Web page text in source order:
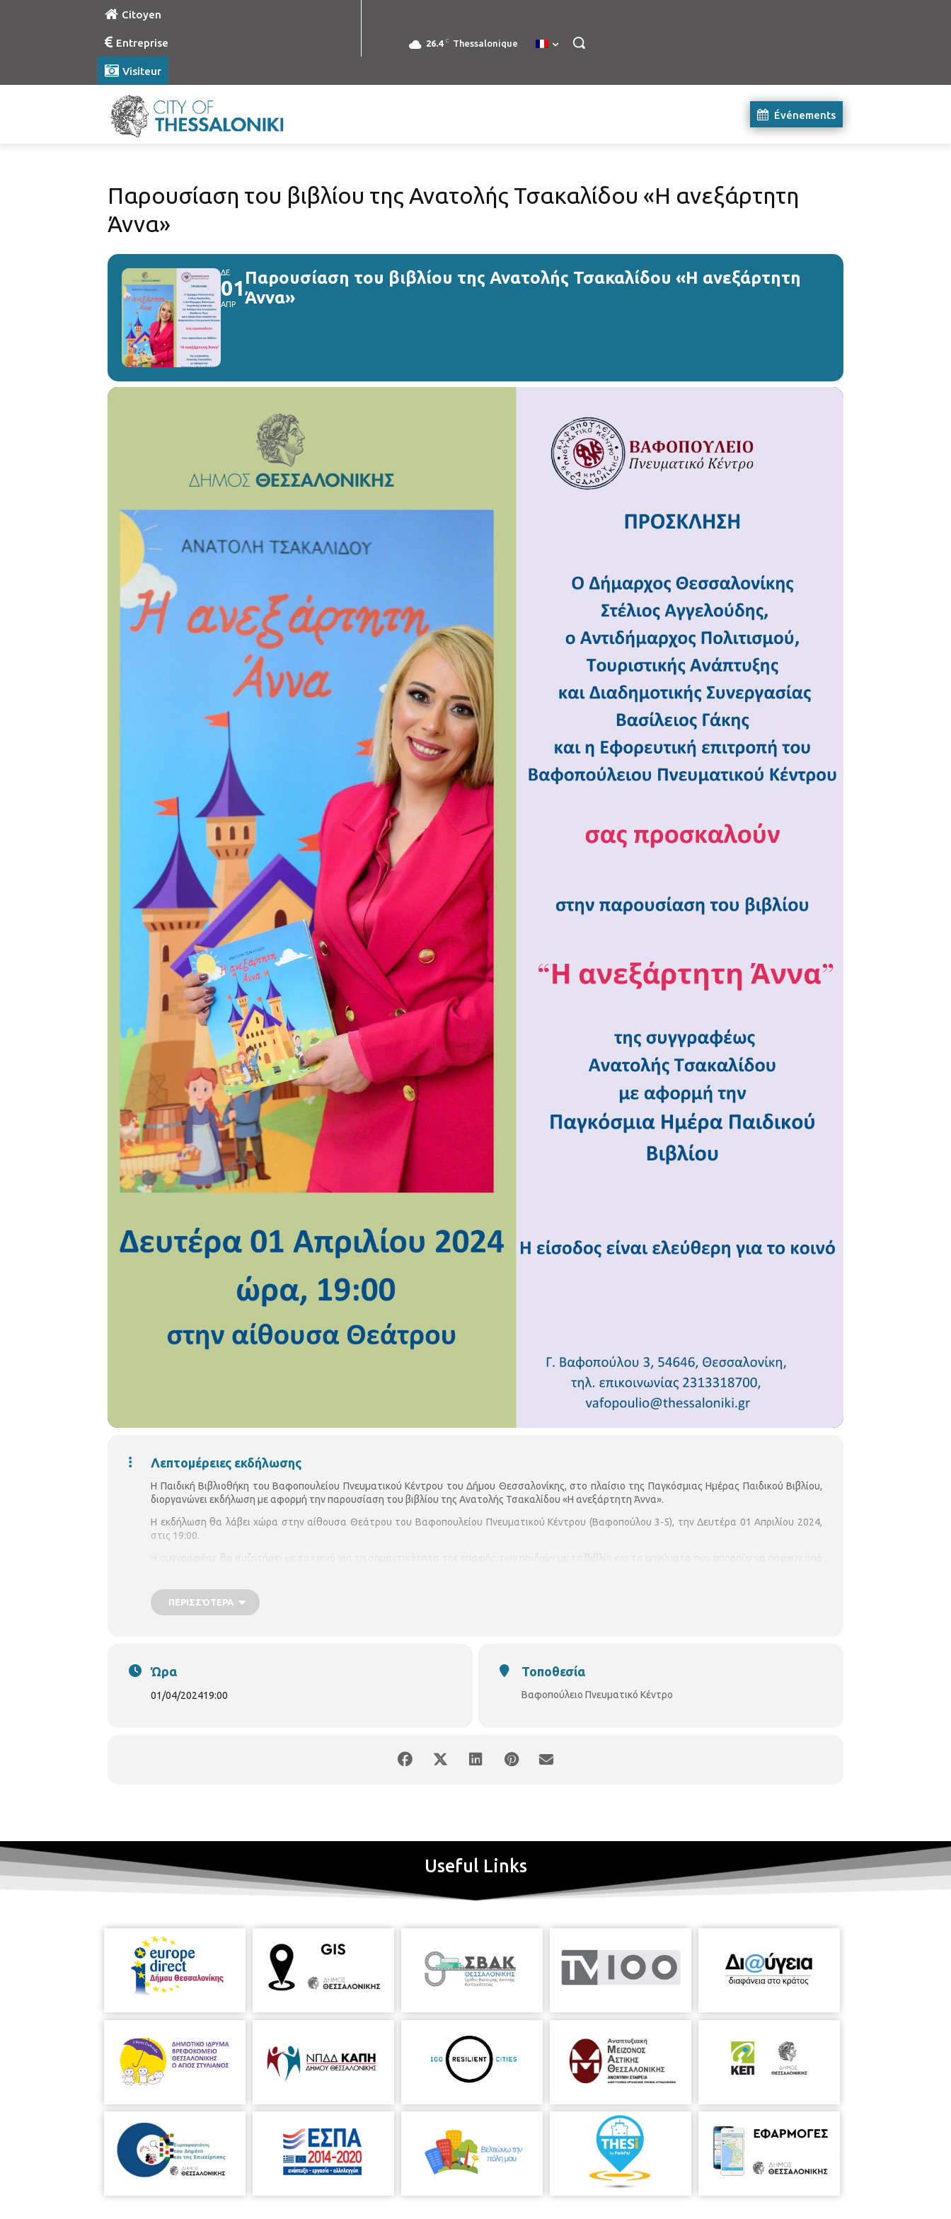
Citoyen
Entreprise
Visiteur
26.4 C Thessalonique
Événements
Παρουσίαση του βιβλίου της Ανατολής Τσακαλίδου «Η ανεξάρτητη
Άννα»
ΔΕ
01
ΑΠΡ
Παρουσίαση του βιβλίου της Ανατολής Τσακαλίδου «Η ανεξάρτητη
Άννα»
Λεπτομέρειες εκδήλωσης
Η Παιδική Βιβλιοθήκη του Βαφοπουλείου Πνευματικού Κέντρου του Δήμου Θεσσαλονίκης, στο πλαίσιο της Παγκόσμιας Ημέρας Παιδικού Βιβλίου,
διοργανώνει εκδήλωση με αφορμή την παρουσίαση του βιβλίου της Ανατολής Τσακαλίδου «Η ανεξάρτητη Άννα».
Η εκδήλωση θα λάβει χώρα στην αίθουσα Θεάτρου του Βαφοπουλείου Πνευματικού Κέντρου (Βαφοπούλου 3-5), την Δευτέρα 01 Απριλίου 2024,
στις 19:00.
Η συγγραφέας θα συζητήσει με το κοινό για τη σημαντικότητα της επαφής των παιδιών με το βιβλίο και τα μηνύματα που μπορούν να πάρουν από
Στην συζήτηση θα συμμετέχουν ως ομιλητές οι ꓽ
Ρούλα Ανδρεοπούλου, Καθηγήτρια και Διευθύντρια του Διατμηματικού Προγράμματος Μεταπτυχιακών Σπουδών «Τουρισμός και Τοπική
Ανάπτυξη» του Α.Π.Θ.
ΠΕΡΙΣΣΌΤΕΡΑ
Ώρα
01/04/202419:00
Τοποθεσία
Βαφοπούλειο Πνευματικό Κέντρο
Useful Links